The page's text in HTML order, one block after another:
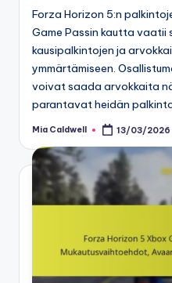
Forza Horizon 5:n
Game Passin kautta
kausipalkintojen ja
ymmärtämiseen.
voivat saada arvokkaita
parantavat heidän
Posted
Mia Caldwell 13/03/2026